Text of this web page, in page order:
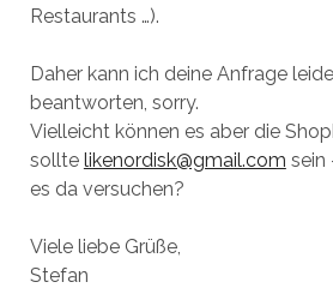
Restaurants …).
Daher kann ich deine Anfrage
beantworten, sorry.
Vielleicht können es aber die
sollte likenordisk@gmail.com sein
es da versuchen?
Viele liebe Grüße,
Stefan